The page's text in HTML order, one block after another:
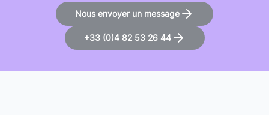
Nous envoyer un message
+33 (0)4 82 53 26 44